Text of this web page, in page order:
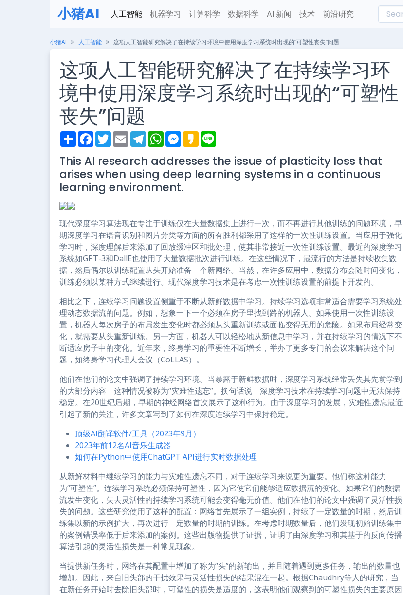
小猪AI 人工智能 机器学习 计算科学 数据科学 AI 新闻 技术 前沿研究
小猪AI 人工智能 这项人工智能研究解决了在持续学习环境中使用深度学习系统时出现的“可塑性丧失”问题
这项人工智能研究解决了在持续学习环
境中使用深度学习系统时出现的“可塑性
丧失”问题
S
h
r
e
F
a
e
b
o
k
T
w
t
t
e
E
m
T
e
e
g
r
m
W
h
t
s
A
p
M
e
s
e
n
g
e
K
a
a
o
e
This AI research addresses the issue of plasticity loss that
arises when using deep learning systems in a continuous
learning environment.
现代深度学习算法现在专注于训练仅在大量数据集上进行一次，而不再进行其他训练的问题环境，早
期深度学习在语音识别和图片分类等方面的所有胜利都采用了这样的一次性训练设置。当应用于强化
学习时，深度理解后来添加了回放缓冲区和批处理，使其非常接近一次性训练设置。最近的深度学习
系统如GPT-3和DallE也使用了大量数据批次进行训练。在这些情况下，最流行的方法是持续收集数
据，然后偶尔以训练配置从头开始准备一个新网络。当然，在许多应用中，数据分布会随时间变化，
训练必须以某种方式继续进行。现代深度学习技术是在考虑一次性训练设置的前提下开发的。
相比之下，连续学习问题设置侧重于不断从新鲜数据中学习。持续学习选项非常适合需要学习系统处
理动态数据流的问题。例如，想象一下一个必须在房子里找到路的机器人。如果使用一次性训练设
置，机器人每次房子的布局发生变化时都必须从头重新训练或面临变得无用的危险。如果布局经常变
化，就需要从头重新训练。另一方面，机器人可以轻松地从新信息中学习，并在持续学习的情况下不
断适应房子中的变化。近年来，终身学习的重要性不断增长，举办了更多专门的会议来解决这个问
题，如终身学习代理人会议（CoLLAS）。
他们在他们的论文中强调了持续学习环境。当暴露于新鲜数据时，深度学习系统经常丢失其先前学到
的大部分内容，这种情况被称为“灾难性遗忘”。换句话说，深度学习技术在持续学习问题中无法保持
稳定。在20世纪后期，早期的神经网络首次展示了这种行为。由于深度学习的发展，灾难性遗忘最近
引起了新的关注，许多文章写到了如何在深度连续学习中保持稳定。
顶级AI翻译软件/工具（2023年9月）
2023年前12名AI音乐生成器
如何在Python中使用ChatGPT API进行实时数据处理
从新鲜材料中继续学习的能力与灾难性遗忘不同，对于连续学习来说更为重要。他们称这种能力
为“可塑性”。连续学习系统必须保持可塑性，因为它使它们能够适应数据流的变化。如果它们的数据
流发生变化，失去灵活性的持续学习系统可能会变得毫无价值。他们在他们的论文中强调了灵活性损
失的问题。这些研究使用了这样的配置：网络首先展示了一组实例，持续了一定数量的时期，然后训
练集以新的示例扩大，再次进行一定数量的时期的训练。在考虑时期数量后，他们发现初始训练集中
的案例错误率低于后来添加的案例。这些出版物提供了证据，证明了由深度学习和其基于的反向传播
算法引起的灵活性损失是一种常见现象。
当提供新任务时，网络在其配置中增加了称为“头”的新输出，并且随着遇到更多任务，输出的数量也
增加。因此，来自旧头部的干扰效果与灵活性损失的结果混在一起。根据Chaudhry等人的研究，当
在新任务开始时去除旧头部时，可塑性的损失是适度的，这表明他们观察到的可塑性损失的主要原因